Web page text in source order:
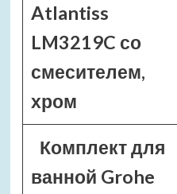
Atlantiss
LM3219C со
смесителем,
хром
Комплект для
ванной Grohe